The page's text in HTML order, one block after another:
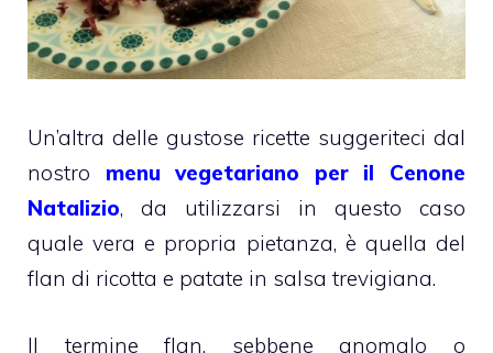
Un’altra delle gustose ricette suggeriteci dal
nostro menu vegetariano per il Cenone
Natalizio, da utilizzarsi in questo caso
quale vera e propria pietanza, è quella del
flan di ricotta e patate in salsa trevigiana.
Il termine flan, sebbene anomalo o